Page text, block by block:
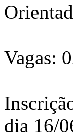
Vagas:
dia 16/